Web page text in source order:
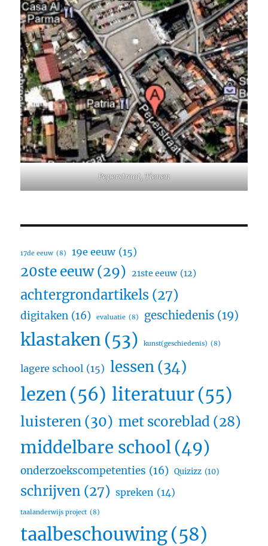
Peperstraat, Tienen
17de eeuw (8) 19e eeuw (15)
20ste eeuw(29) 21ste eeuw (12)
achtergrondartikels (27)
digitaken (16) evaluatie (8) geschiedenis (19)
klastaken(53) kunst(geschiedenis) (8)
lagere school (15) lessen(34)
lezen(56) literatuur(55)
luisteren (30) met scoreblad (28)
middelbare school(49)
onderzoekscompetenties (16) Quizizz (10)
schrijven (27) spreken (14)
taalanderwijs project (8)
taalbeschouwing(58)